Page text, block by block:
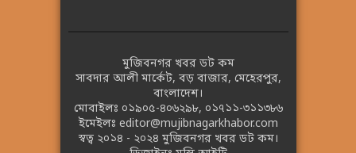
মুজিবনগর খবর ডট কম
সাবদার আলী মার্কেট, বড় বাজার, মেহেরপুর,
বাংলাদেশ।
মোবাইলঃ ০১৯০৫-৪০৬২৯৮, ০১৭১১-৩১১৩৮৬
ইমেইলঃ editor@mujibnagarkhabor.com
স্বত্ব ২০১৪ - ২০২৪ মুজিবনগর খবর ডট কম।